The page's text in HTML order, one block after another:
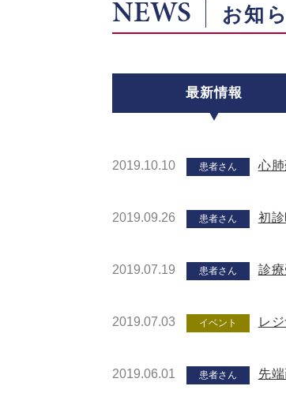
NEWS お知
最新情報
2019.10.10 患者さん 心
2019.09.26 患者さん 初
2019.07.19 患者さん 診
2019.07.03 イベント レ
2019.06.01 患者さん 先